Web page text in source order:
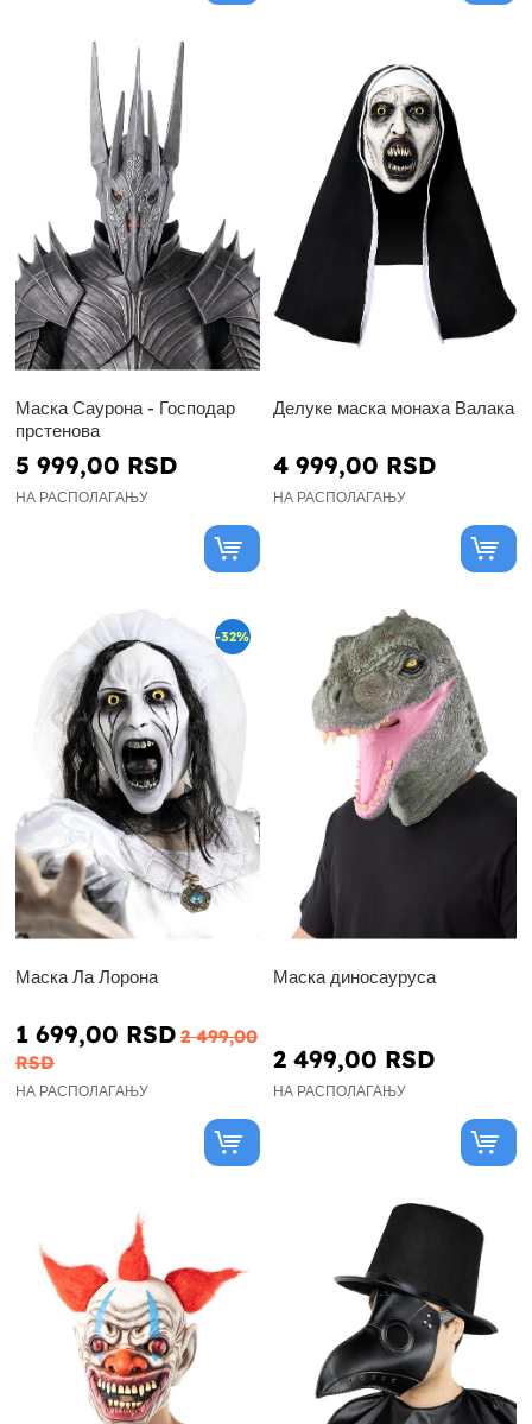
Маска Саурона - Господар
прстенова
5 999,00 RSD
НА РАСПОЛАГАЊУ
Делуке маска монаха Валака
4 999,00 RSD
НА РАСПОЛАГАЊУ
-32%
Маска Ла Лорона
1 699,00 RSD 2 499,00
RSD
НА РАСПОЛАГАЊУ
Маска диносауруса
2 499,00 RSD
НА РАСПОЛАГАЊУ